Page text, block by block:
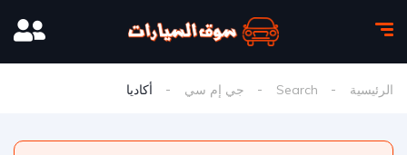
الرئيسية Search جي إم سي أكاديا